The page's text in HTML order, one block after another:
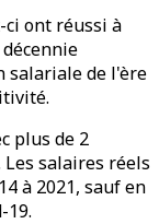
ci ont réussi à
salariale de l'ère
plus de 2
salaires réels
à 2021, sauf en
19.